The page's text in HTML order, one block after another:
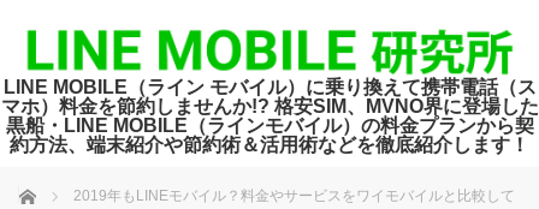
LINE MOBILE（ライン モバイル）に乗り換えて携帯電話（ス
マホ）料金を節約しませんか!? 格安SIM、MVNO界に登場した
黒船・LINE MOBILE（ラインモバイル）の料金プランから契
約方法、端末紹介や節約術＆活用術などを徹底紹介します！
ホーム
2019年もLINEモバイル？料金やサービスをワイモバイルと比較して